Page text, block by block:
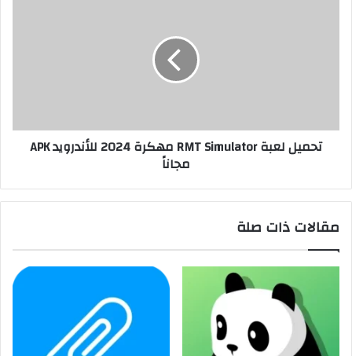
تحميل لعبة RMT Simulator مهكرة 2024 للأندرويد APK
مجاناً
مقالات ذات صلة